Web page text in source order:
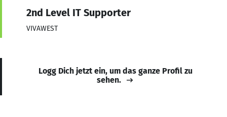
2nd Level IT Supporter
VIVAWEST
Logg Dich jetzt ein, um das ganze Profil zu
sehen.